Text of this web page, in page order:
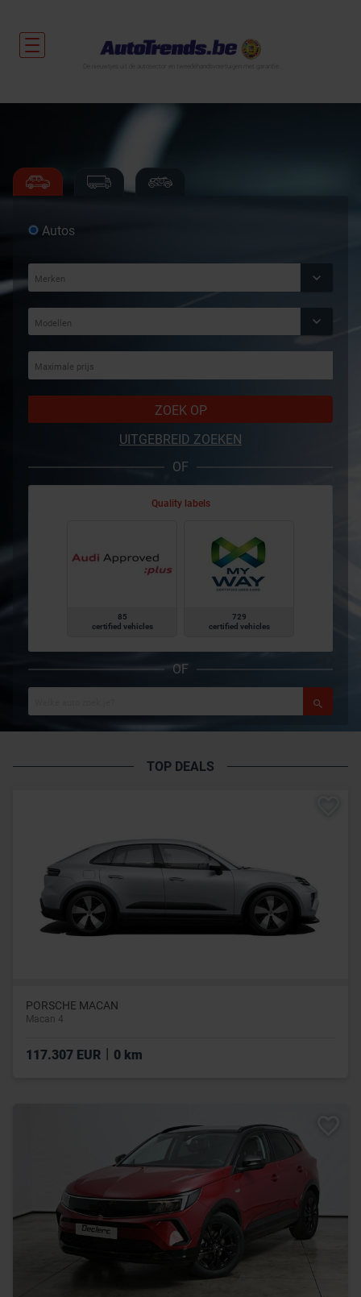
Autos
ZOEK OP
UITGEBREID ZOEKEN
OF
Quality labels
85
certified vehicles
729
certified vehicles
OF
TOP DEALS
PORSCHE MACAN
Macan 4
117.307 EUR 0 km